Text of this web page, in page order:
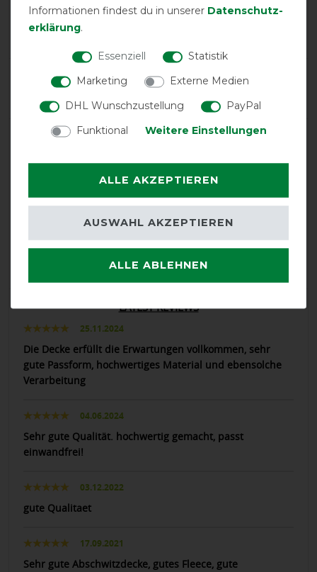
Product Reviews
Product Rating
5/5
Positive
100%
Neutral
0%
0%
LATEST REVIEWS
25.11.2024
Die Decke erfüllt die Erwartungen vollkommen, sehr
gute Passform, hochwertiges Material und ebensolche
Verarbeitung
04.06.2024
Sehr gute Qualität. hochwertig gemacht, passt
einwandfrei!
03.12.2022
gute Qualitaet
17.09.2021
Sehr gute Abschwitzdecke, gutes Fleece, gute
Informationen findest du in unserer Daten­schutz­
erklärung.
Essenziell
Statistik
Marketing
Externe Medien
DHL Wunschzustellung
PayPal
Funktional
Weitere Einstellungen
ALLE AKZEPTIEREN
ALLE ABLEHNEN
AUSWAHL AKZEPTIEREN